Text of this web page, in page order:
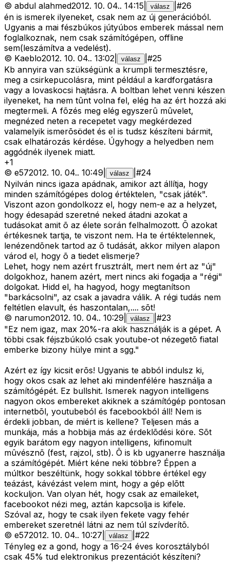
© abdul alahmed2012. 10. 04.. 14:15 válasz #26
én is ismerek ilyeneket, csak nem az új generációból.
Ugyanis a mai fészbúkos jútyúbos emberek mással nem
foglalkoznak, nem csak számítógépen, offline
sem(leszámítva a vedelést).
© Kaeblo2012. 10. 04.. 13:02 válasz #25
Kb annyira van szükségünk a krumpli termesztésre,
meg a csirkepucolásra, mint például a kardforgatásra
vagy a lovaskocsi hajtásra. A boltban lehet venni készen
ilyeneket, ha nem tûnt volna fel, elég ha az ért hozzá aki
megtermeli. A fõzés meg elég egyszerû mûvelet,
megnézed neten a recepetet vagy megkérdezed
valamelyik ismerõsödet és el is tudsz készíteni bármit,
csak elhatározás kérdése. Úgyhogy a helyedben nem
aggódnék ilyenek miatt.
+1
© e572012. 10. 04.. 10:49 válasz #24
Nyilván nincs igaza apádnak, amikor azt állítja, hogy
minden számítógépes dolog értéktelen, "csak játék".
Viszont azon gondolkozz el, hogy nem-e az a helyzet,
hogy édesapád szeretné neked átadni azokat a
tudásokat amit õ az élete során felhalmozott. Õ azokat
értékesnek tartja, te viszont nem. Ha te értéktelennek,
lenézendõnek tartod az õ tudását, akkor milyen alapon
várod el, hogy õ a tiedet elismerje?
Lehet, hogy nem azért frusztrált, mert nem ért az "új"
dolgokhoz, hanem azért, mert nincs aki fogadja a "régi"
dolgokat. Hidd el, ha hagyod, hogy megtanítson
"barkácsolni", az csak a javadra válik. A régi tudás nem
feltétlen elavult, és haszontalan,.... sõt!
© narumon2012. 10. 04.. 10:29 válasz #23
"Ez nem igaz, max 20%-ra akik használják is a gépet. A
többi csak féjszbúkoló csak youtube-ot nézegetõ fiatal
emberke bizony hülye mint a sgg."
Azért ez így kicsit erõs! Ugyanis te abból indulsz ki,
hogy okos csak az lehet aki mindenfélére használja a
számítógépét. Ez bullshit. Ismerek nagyon intelligens
nagyon okos embereket akiknek a számítógép pontosan
internetbõl, youtubeból és facebookból áll! Nem is
érdekli jobban, de miért is kellene? Teljesen más a
munkája, más a hobbija más az érdeklõdési köre. Sõt
egyik barátom egy nagyon intelligens, kifinomult
mûvésznõ (fest, rajzol, stb). Õ is kb ugyanerre használja
a számítógépét. Miért kéne neki többre? Éppen a
múltkor beszéltünk, hogy sokkal többre értékel egy
teázást, kávézást velem mint, hogy a gép elõtt
kockuljon. Van olyan hét, hogy csak az emaileket,
facebookot nézi meg, aztán kapcsolja is kifele.
Szóval az, hogy te csak ilyen fekete vagy fehér
embereket szeretnél látni az nem túl szívderítõ.
© e572012. 10. 04.. 10:27 válasz #22
Tényleg ez a gond, hogy a 16-24 éves korosztályból
csak 45% tud elektronikus prezentációt készíteni?